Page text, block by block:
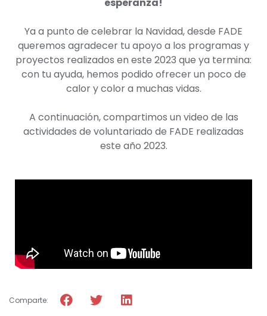
esperanza!
Ya a punto de celebrar la Navidad, desde FADE
queremos agradecer tu apoyo a los programas y
proyectos realizados en este 2023 que ya termina:
con tu ayuda, hemos podido ofrecer un poco de
calor y color a muchas vidas.
A continuación, compartimos un video de las
actividades de voluntariado de FADE realizadas
este año 2023.
Comparte: